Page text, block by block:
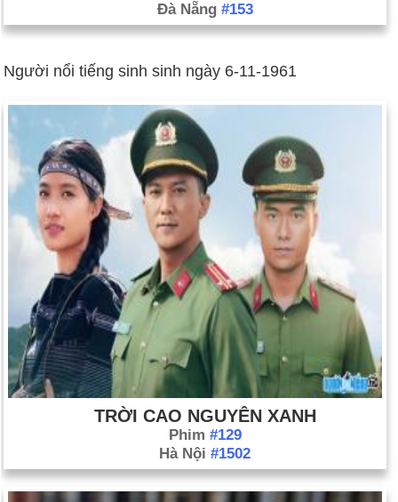
Đà Nẵng #153
Người nổi tiếng sinh sinh ngày 6-11-1961
TRỜI CAO NGUYÊN XANH
Phim #129
Hà Nội #1502